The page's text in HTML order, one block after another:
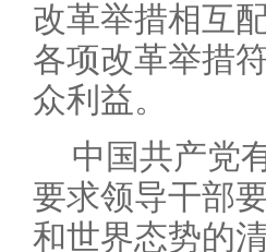
改革举措相互
各项改革举措
众利益。
中国共产党
要求领导干部
和世界态势的